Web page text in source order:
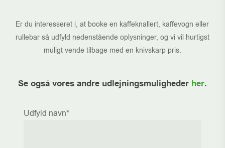
Er du interesseret i, at booke en kaffeknallert, kaffevogn eller
rullebar så udfyld nedenstående oplysninger, og vi vil hurtigst
muligt vende tilbage med en knivskarp pris.
Se også vores andre udlejningsmuligheder her.
Udfyld navn*